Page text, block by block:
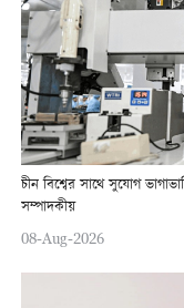
চীন বিশ্বের সাথে সুযোগ
সম্পাদকীয়
08-Aug-2026